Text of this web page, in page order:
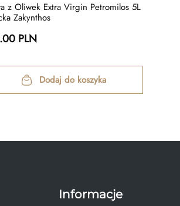
z Oliwek Extra Virgin Petromilos 5L
Zakynthos
PLN
Dodaj do koszyka
Informacje